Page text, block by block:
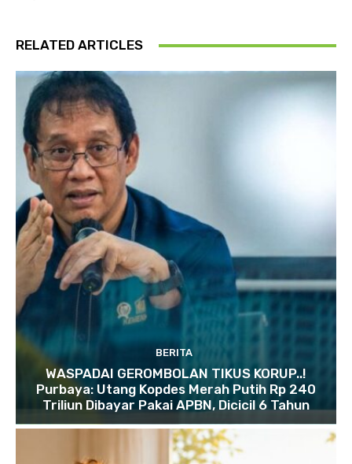
RELATED ARTICLES
BERITA
WASPADAI GEROMBOLAN TIKUS KORUP..!
Purbaya: Utang Kopdes Merah Putih Rp 240
Triliun Dibayar Pakai APBN, Dicicil 6 Tahun